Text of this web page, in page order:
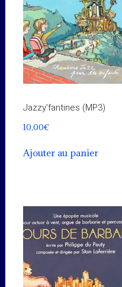
Jazzy’fantines (MP3)
10,00€
Ajouter au panier